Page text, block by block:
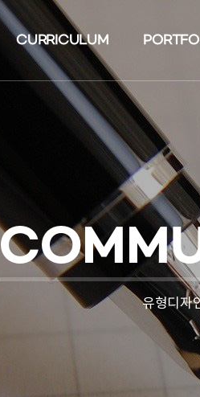
CURRICULUM
유형디자